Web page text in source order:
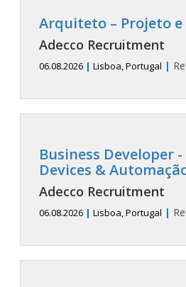
Arquiteto – Projeto e
Adecco Recruitment
06.08.2026 | Lisboa, Portugal |
Business Developer
Devices &
Adecco Recruitment
06.08.2026 | Lisboa, Portugal |